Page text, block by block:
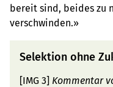
bereit sind, beides zu
verschwinden.»
Selektion ohne
[IMG 3] Kommentar